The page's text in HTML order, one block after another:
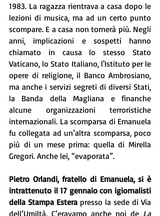
1983. La ragazza rientrava a casa dopo le
lezioni di musica, ma ad un certo punto
scompare. E a casa non tornerà più. Negli
anni, implicazioni e sospetti hanno
chiamato in causa lo stesso Stato
Vaticano, lo Stato Italiano, l'Istituto per le
opere di religione, il Banco Ambrosiano,
ma anche i servizi segreti di diversi Stati,
la Banda della Magliana e finanche
alcune organizzazioni terroristiche
internazionali. La scomparsa di Emanuela
fu collegata ad un’altra scomparsa, poco
più di un mese prima: quella di Mirella
Gregori. Anche lei, “evaporata”.
Pietro Orlandi, fratello di Emanuela, si è
intrattenuto il 17 gennaio con igiornalisti
della Stampa Estera presso la sede di Via
dell’Umiltà. C’eravamo anche noi de La